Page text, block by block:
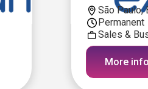
São Paulo,
Permanent
Sales &
More info